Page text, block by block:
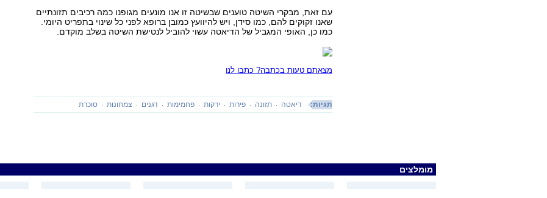
עם זאת, מבקרי השיטה טוענים שבשיטה זו אנו מונעים מגופנו כמה רכיבים תזונתיים
שאנו זקוקים להם, כמו סידן, ויש להיוועץ כמובן ברופא לפני כל שינוי בתפריט היומי.
כמו כן, האופי המגביל של הדיאטה עשוי להוביל לנטישת השיטה בשלב מוקדם.
מצאתם טעות בכתבה? כתבו לנו
תגיות: דיאטה תזונה פירות ירקות פחמימות דגנים צמחונות סוכרת
מומלצים